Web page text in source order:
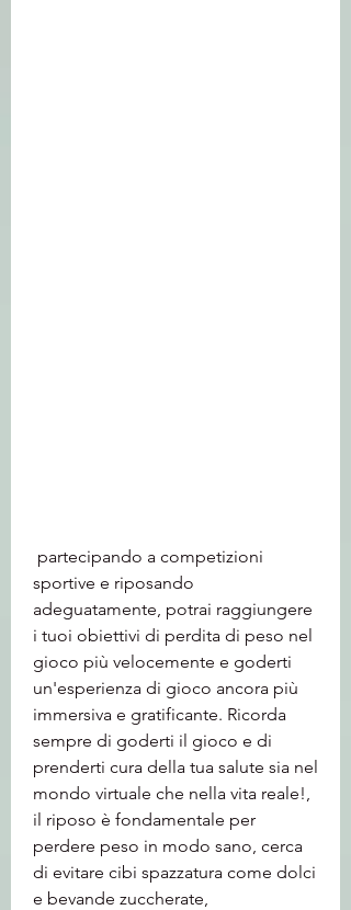
sportive e riposando
adeguatamente, potrai raggiungere
i tuoi obiettivi di perdita di peso nel
gioco più velocemente e goderti
un'esperienza di gioco ancora più
immersiva e gratificante. Ricorda
sempre di goderti il gioco e di
prenderti cura della tua salute sia nel
mondo virtuale che nella vita reale!,
il riposo è fondamentale per
perdere peso in modo sano, cerca
di evitare cibi spazzatura come dolci
e bevande zuccherate,